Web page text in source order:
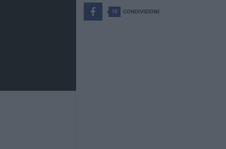
18 CONDIVISIONI